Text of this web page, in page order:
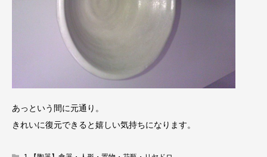
あっという間に元通り。
きれいに復元できると嬉しい気持ちになります。